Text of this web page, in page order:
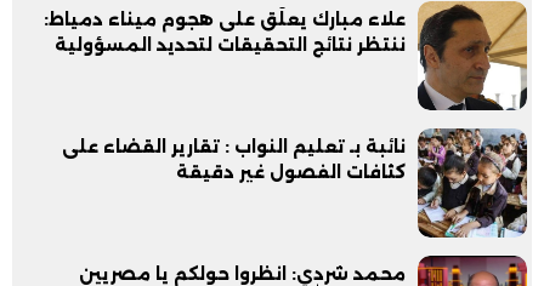
علاء مبارك يعلّق على هجوم ميناء دمياط:
ننتظر نتائج التحقيقات لتحديد المسؤولية
نائبة بـ تعليم النواب : تقارير القضاء على
كثافات الفصول غير دقيقة
محمد شردي: انظروا حولكم يا مصريين